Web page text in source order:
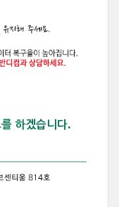
하겠습니다.